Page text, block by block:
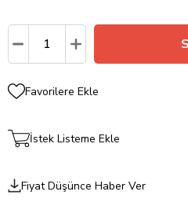
Favorilere Ekle
İstek Listeme Ekle
Fiyat Düşünce Haber Ver